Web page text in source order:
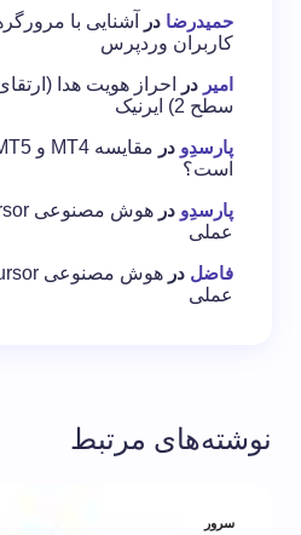
حمیدرضا در
کاربران وردپرس
امیر در
احراز هویت هدا
سطح 2) ایرنیک
پارسدِو در
است؟
پارسدِو در
عملی
فاضل در
عملی
نوشته‌های مرتبط
سرور